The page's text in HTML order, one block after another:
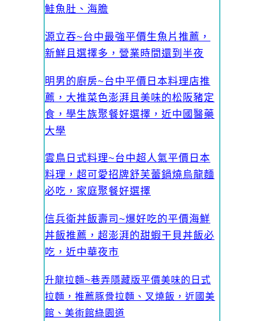
鮭魚肚、海膽
源立吞~台中最強平價生魚片推薦，
新鮮且選擇多，營業時間還到半夜
明男的廚房~台中平價日本料理店推
薦，大推菜色澎湃且美味的松阪豬定
食，學生族聚餐好選擇，近中國醫藥
大學
雲鳥日式料理~台中超人氣平價日本
料理，超可愛招牌舒芙蕾鍋燒烏龍麵
必吃，家庭聚餐好選擇
信兵衛丼飯壽司~爆好吃的平價海鮮
丼飯推薦，超澎湃的甜蝦干貝丼飯必
吃，近中華夜市
升龍拉麵~巷弄隱藏版平價美味的日式
拉麵，推薦豚骨拉麵、叉燒飯，近國美
館、美術館綠園道